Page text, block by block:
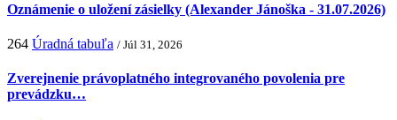
Oznámenie o uložení zásielky (Alexander Jánoška - 31.07.2026)
264 Úradná tabuľa / Júl 31, 2026
Zverejnenie právoplatného integrovaného povolenia pre
prevádzku…